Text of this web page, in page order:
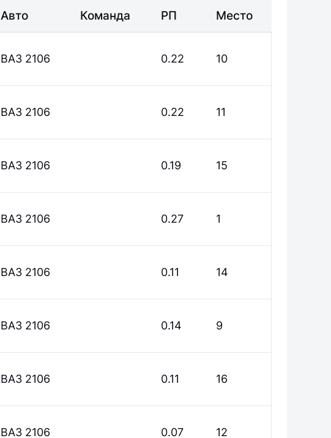
Авто Команда РП Место
ВАЗ 2106 0.22 10
ВАЗ 2106 0.22 11
ВАЗ 2106 0.19 15
ВАЗ 2106 0.27 1
ВАЗ 2106 0.11 14
ВАЗ 2106 0.14 9
ВАЗ 2106 0.11 16
ВАЗ 2106 0.07 12